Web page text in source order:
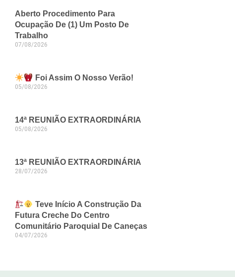
Aberto Procedimento Para
Ocupação De (1) Um Posto De
Trabalho
07/08/2026
Foi Assim O Nosso Verão!
05/08/2026
14ª REUNIÃO EXTRAORDINÁRIA
05/08/2026
13ª REUNIÃO EXTRAORDINÁRIA
28/07/2026
Teve Início A Construção Da
Futura Creche Do Centro
Comunitário Paroquial De Caneças
04/07/2026